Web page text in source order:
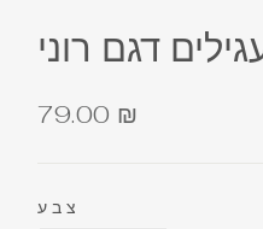
דגם רוני
מחיר
79.00 ₪
צבע